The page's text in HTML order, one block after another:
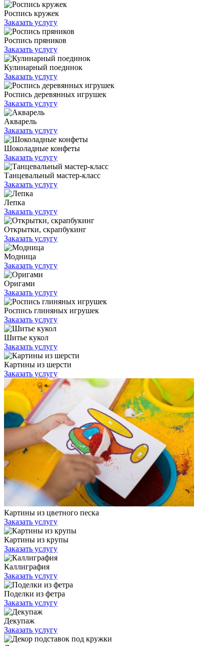
Роспись кружек
Заказать услугу
Роспись пряников
Заказать услугу
Кулинарный поединок
Заказать услугу
Роспись деревянных игрушек
Заказать услугу
Акварель
Заказать услугу
Шоколадные конфеты
Заказать услугу
Танцевальный мастер-класс
Заказать услугу
Лепка
Заказать услугу
Открытки, скрапбукинг
Заказать услугу
Модница
Заказать услугу
Оригами
Заказать услугу
Роспись глиняных игрушек
Заказать услугу
Шитье кукол
Заказать услугу
Картины из шерсти
Заказать услугу
Картины из цветного песка
Заказать услугу
Картины из крупы
Заказать услугу
Каллиграфия
Заказать услугу
Поделки из фетра
Заказать услугу
Декупаж
Заказать услугу